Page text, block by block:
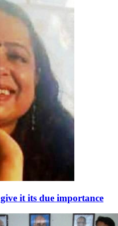
it its due importance